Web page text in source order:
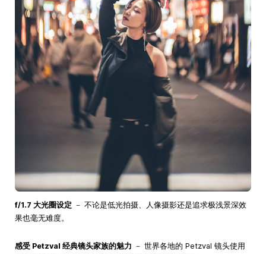
f/1.7 大光圈设定 － 不论是低光拍摄、人像摄影还是追求极浅景深效
果也毫无难度。
感受 Petzval 经典镜头家族的魅力 － 世界各地的 Petzval 镜头使用